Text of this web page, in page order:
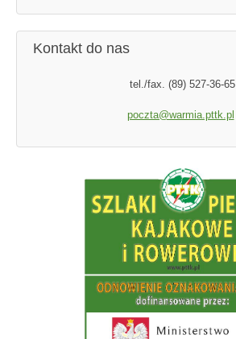
Kontakt do nas
tel./fax. (89) 527-36-65
poczta@warmia.pttk.pl